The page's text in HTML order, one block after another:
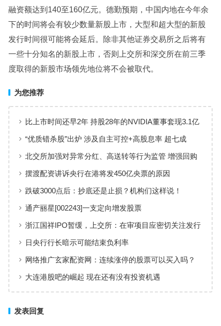
融资额达到140至160亿元。德勤预期，中国内地在今年余
下的时间将会有较少数量新股上市，大型和超大型的新股
发行时间很可能将会延后。除非其他证券交易所之后将有
一些十分知名的新股上市，否则上交所和深交所在前三季
度取得的新股市场领先地位将不会被取代。
为您推荐
比上市时间还早2年 持股28年的NVIDIA董事套现3.1亿
“优质错杀股”出炉 涉及自主可控+高股息率 超七成
2025年业绩有望高速增长
北交所加强对异常分红、高送转等行为监管 增强回购
制度包容度和便利性
摆渡配资讲诉央行在港将发450亿央票的原因
跌破3000点后：抄底还是止损？机构们这样说！
通产丽星[002243]一支定向增发股票
浙江国祥IPO暂缓，上交所：在审项目应密切关注发行
人重大报道和市场传闻
日央行行长暗示可能结束负利率
网络推广玄家配资网：连续涨停的股票可以买入吗？
大连港股吧的崛起 现在还有没有投资机遇
发表回复